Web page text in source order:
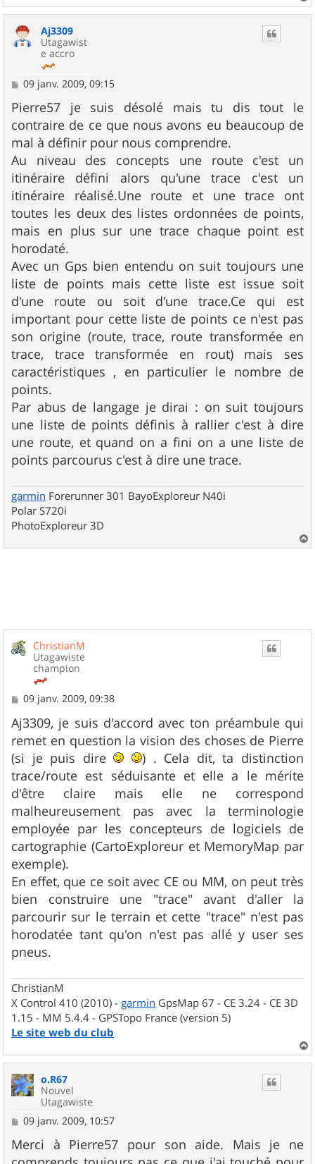
a
Aj3309
Utagawist
e accro
M
s
s
a
g
e
09 janv. 2009, 09:15
Pierre57 je suis désolé mais tu dis tout le
contraire de ce que nous avons eu beaucoup de
mal à définir pour nous comprendre.
Au niveau des concepts une route c'est un
itinéraire défini alors qu'une trace c'est un
itinéraire réalisé.Une route et une trace ont
toutes les deux des listes ordonnées de points,
mais en plus sur une trace chaque point est
horodaté.
Avec un Gps bien entendu on suit toujours une
liste de points mais cette liste est issue soit
d'une route ou soit d'une trace.Ce qui est
important pour cette liste de points ce n'est pas
son origine (route, trace, route transformée en
trace, trace transformée en rout) mais ses
caractéristiques , en particulier le nombre de
points.
Par abus de langage je dirai : on suit toujours
une liste de points définis à rallier c'est à dire
une route, et quand on a fini on a une liste de
points parcourus c'est à dire une trace.
garmin Forerunner 301 BayoExploreur N40i
Polar S720i
PhotoExploreur 3D
a
ChristianM
Utagawiste
champion
M
s
s
a
g
e
09 janv. 2009, 09:38
Aj3309, je suis d'accord avec ton préambule qui
remet en question la vision des choses de Pierre
(si je puis dire
) . Cela dit, ta distinction
trace/route est séduisante et elle a le mérite
d'être claire mais elle ne correspond
malheureusement pas avec la terminologie
employée par les concepteurs de logiciels de
cartographie (CartoExploreur et MemoryMap par
exemple).
En effet, que ce soit avec CE ou MM, on peut très
bien construire une "trace" avant d'aller la
parcourir sur le terrain et cette "trace" n'est pas
horodatée tant qu'on n'est pas allé y user ses
pneus.
ChristianM
X Control 410 (2010) - garmin GpsMap 67 - CE 3.24 - CE 3D
1.15 - MM 5.4.4 - GPSTopo France (version 5)
Le site web du club
a
o.R67
Nouvel
Utagawiste
M
s
s
09 janv. 2009, 10:57
Merci à Pierre57 pour son aide. Mais je ne